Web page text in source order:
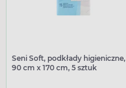
Seni Soft, podkłady higieniczne,
90 cm x 170 cm, 5 sztuk